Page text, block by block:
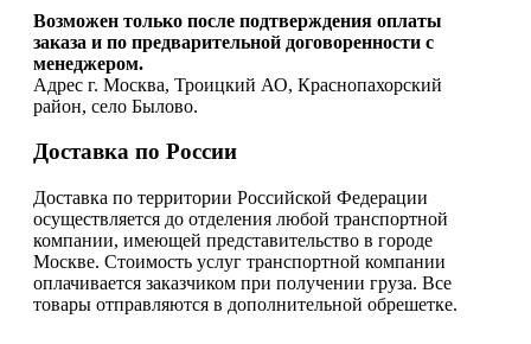
Возможен только после подтверждения оплаты
заказа и по предварительной договоренности с
менеджером.
Адрес г. Москва, Троицкий АО, Краснопахорский
район, село Былово.
Доставка по России
Доставка по территории Российской Федерации
осуществляется до отделения любой транспортной
компании, имеющей представительство в городе
Москве. Стоимость услуг транспортной компании
оплачивается заказчиком при получении груза. Все
товары отправляются в дополнительной обрешетке.